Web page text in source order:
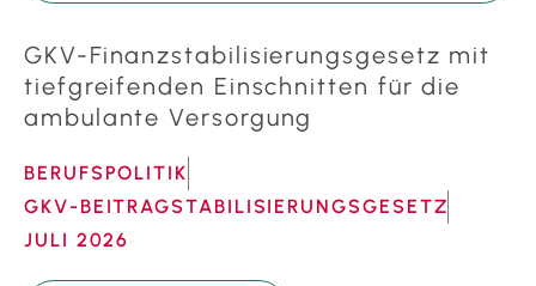
GKV-Finanzstabilisierungsgesetz mit
tiefgreifenden Einschnitten für die
ambulante Versorgung
BERUFSPOLITIK
GKV-BEITRAGSTABILISIERUNGSGESETZ
JULI 2026